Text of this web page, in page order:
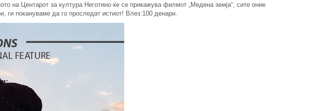
на Центарот за култура Неготино ќе се прикажува филмот „Медена земја“, сите оние
ги покануваме да го проследат истиот! Влез:100 денари.